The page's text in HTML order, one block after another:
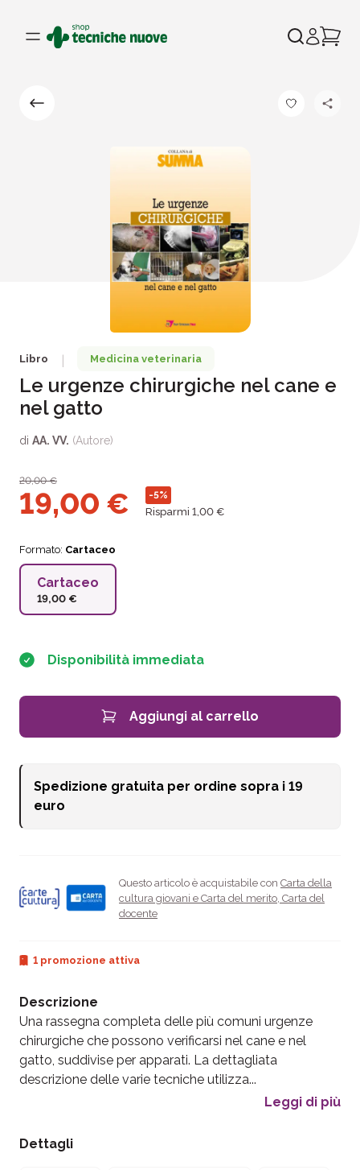
Libro Medicina veterinaria
Le urgenze chirurgiche nel cane e
nel gatto
di AA. VV. (Autore)
20,00€
19,00 € -5%
Risparmi 1,00 €
Formato: Cartaceo
Cartaceo
19,00 €
Disponibilità immediata
Aggiungi al carrello
Spedizione gratuita per ordine sopra i 19
euro
Questo articolo è acquistabile con Carta della
cultura giovani e Carta del merito Carta del
docente
1 promozione attiva
Descrizione
Una rassegna completa delle più comuni urgenze
chirurgiche che possono verificarsi nel cane e nel
gatto, suddivise per apparati. La dettagliata
descrizione delle varie tecniche utilizza...
Leggi di più
Dettagli